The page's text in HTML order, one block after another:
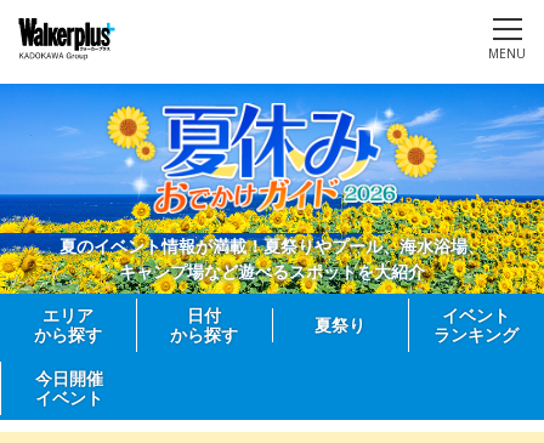
MENU
夏のイベント情報が満載！夏祭りやプール、海水浴場、
キャンプ場など遊べるスポットを大紹介
エリア
から探す
日付
から探す
夏祭り
イベント
ランキング
今日開催
イベント